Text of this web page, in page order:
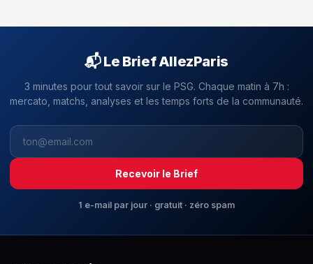
📬 Le Brief AllezParis
3 minutes pour tout savoir sur le PSG. Chaque matin à 7h :
mercato, matchs, analyses et les temps forts de la communauté.
Recevoir le Brief
1 e-mail par jour · gratuit · zéro spam